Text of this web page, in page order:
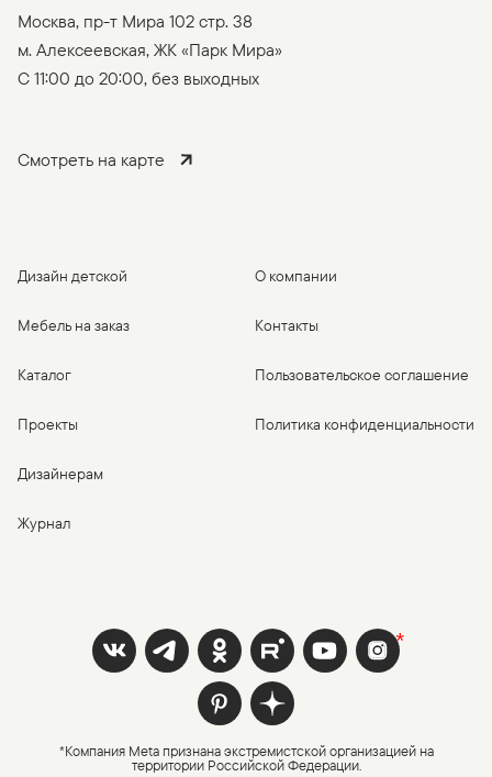
Москва, пр-т Мира 102 стр. 38
м. Алексеевская, ЖК «Парк Мира»
C 11:00 до 20:00, без выходных
Смотреть на карте
Дизайн детской
Мебель на заказ
Каталог
Проекты
Дизайнерам
Журнал
О компании
Контакты
Пользовательское соглашение
Политика конфиденциальности
*Компания Meta признана экстремистской организацией на
территории Российской Федерации.